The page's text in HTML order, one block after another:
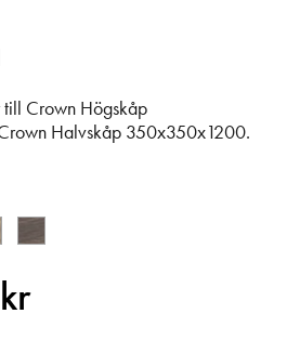
till Crown Högskåp
Halvskåp 350x350x1200.